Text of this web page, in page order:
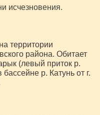
исчезновения.
территории
района. Обитает
(левый приток р.
р. Катунь от г.